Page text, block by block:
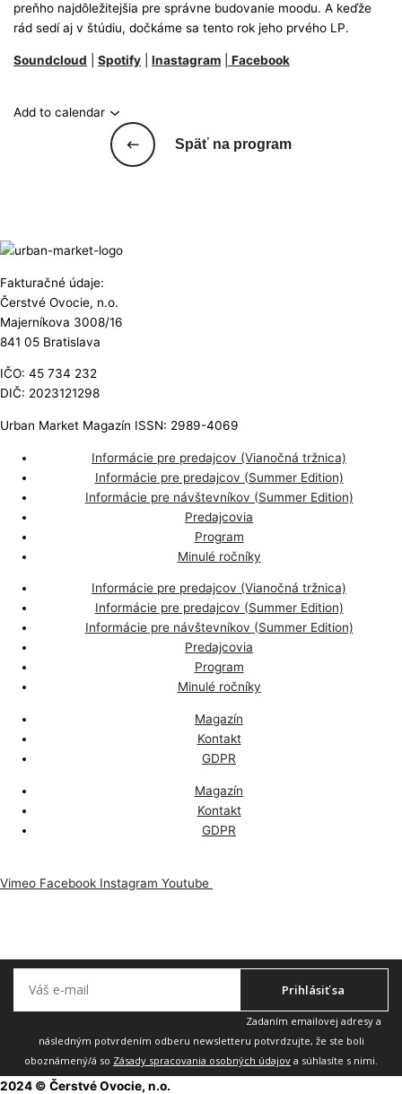
preňho najdôležitejšia pre správne budovanie moodu. A keďže
rád sedí aj v štúdiu, dočkáme sa tento rok jeho prvého LP.
Soundcloud Spotify Inastagram Facebook
Add to calendar
Späť na program
Fakturačné údaje:
Čerstvé Ovocie, n.o.
Majerníkova 3008/16
841 05 Bratislava
IČO: 45 734 232
DIČ: 2023121298
Urban Market Magazín ISSN: 2989-4069
Informácie pre predajcov (Vianočná tržnica)
Informácie pre predajcov (Summer Edition)
Informácie pre návštevníkov (Summer Edition)
Predajcovia
Program
Minulé ročníky
Informácie pre predajcov (Vianočná tržnica)
Informácie pre predajcov (Summer Edition)
Informácie pre návštevníkov (Summer Edition)
Predajcovia
Program
Minulé ročníky
Magazín
Kontakt
GDPR
Magazín
Kontakt
GDPR
Vimeo Facebook Instagram Youtube
Prihlásiť sa
Zadaním emailovej adresy a
následným potvrdením odberu newsletteru potvrdzujte, že ste boli
oboznámený/á so Zásady spracovania osobných údajov a súhlasíte s nimi.
2024 © Čerstvé Ovocie, n.o.